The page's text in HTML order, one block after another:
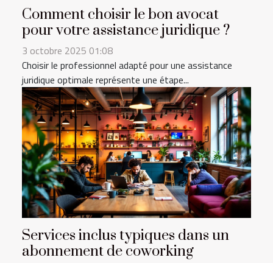
Comment choisir le bon avocat
pour votre assistance juridique ?
3 octobre 2025 01:08
Choisir le professionnel adapté pour une assistance
juridique optimale représente une étape...
Services inclus typiques dans un
abonnement de coworking